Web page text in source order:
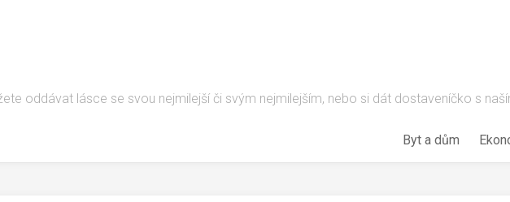
oddávat lásce se svou nejmilejší či svým nejmilejším, nebo si dát dostaveníčko s
Byt a dům